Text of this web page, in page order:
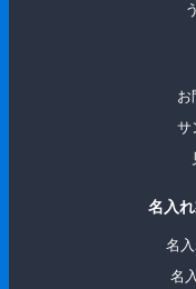
お
サ
名入
名
名